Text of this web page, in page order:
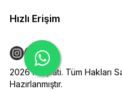
Hızlı Erişim
2026 Herpati. Tüm Hakları
Hazırlanmıştır.